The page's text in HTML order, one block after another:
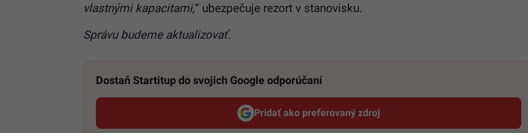
vlastnými kapacitami,“ ubezpečuje rezort v stanovisku.
Správu budeme aktualizovať.
Dostaň Startitup do svojich Google odporúčaní
Pridať ako preferovaný zdroj
Startitup, odkaz sa otvorí v novom okne